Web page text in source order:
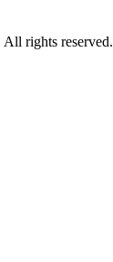
rights reserved.